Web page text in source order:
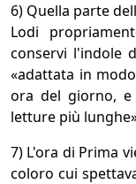
6) Quella parte
Lodi
conservi l'indole
«adattata in
ora del giorno,
letture più
7) L'ora di Prima
coloro cui